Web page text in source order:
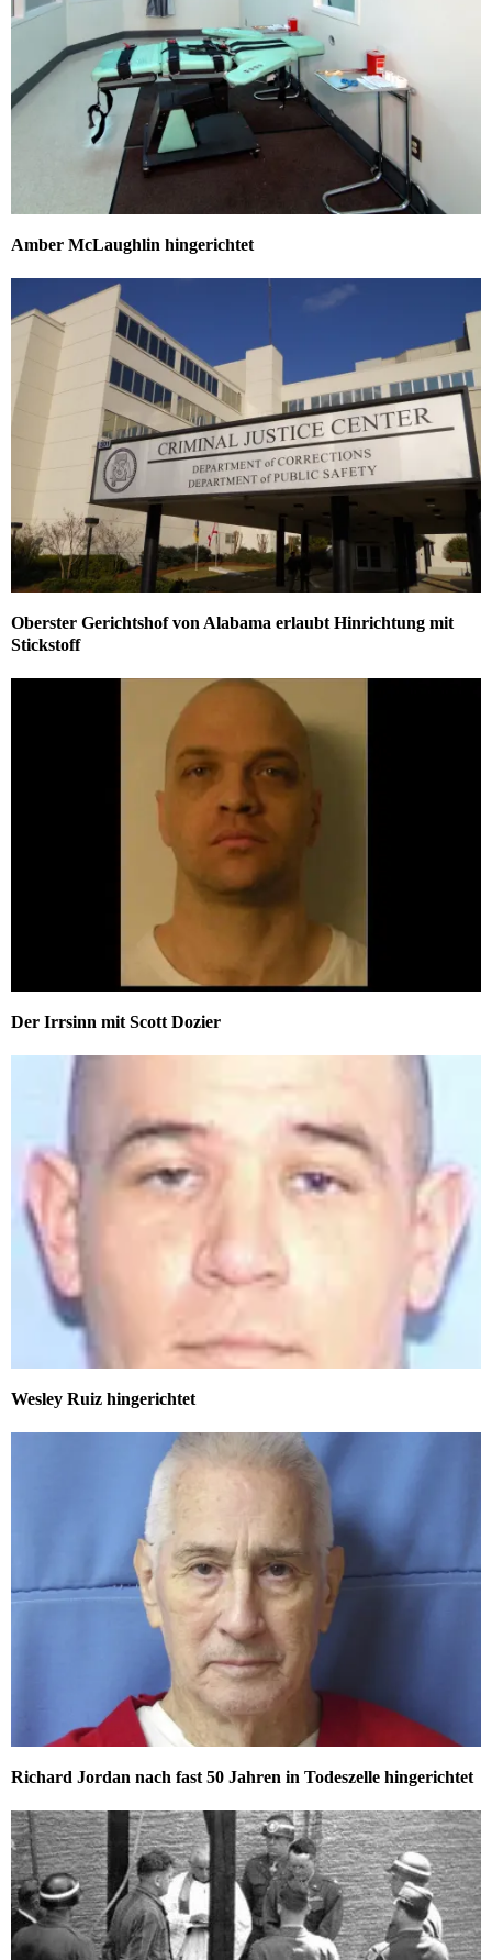
Amber McLaughlin hingerichtet
Oberster Gerichtshof von Alabama erlaubt Hinrichtung mit
Stickstoff
Der Irrsinn mit Scott Dozier
Wesley Ruiz hingerichtet
Richard Jordan nach fast 50 Jahren in Todeszelle hingerichtet